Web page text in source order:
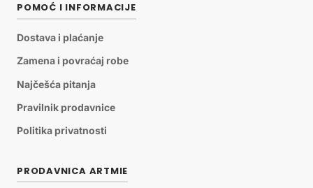
POMOĆ I INFORMACIJE
Dostava i plaćanje
Zamena i povraćaj robe
Najčešća pitanja
Pravilnik prodavnice
Politika privatnosti
PRODAVNICA ARTMIE